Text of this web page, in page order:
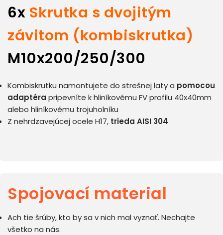
6x Skrutka s dvojitým
závitom (kombiskrutka)
M10x200/250/300
Kombiskrutku namontujete do strešnej laty a pomocou
adaptéra pripevníte k hliníkovému FV profilu 40x40mm
alebo hliníkovému trojuholníku
Z nehrdzavejúcej ocele H17, trieda AISI 304
Spojovací material
Ach tie šrúby, kto by sa v nich mal vyznať. Nechajte
všetko na nás.